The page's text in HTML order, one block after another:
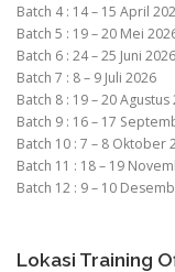
Batch 4 : 14 – 15 April
Batch 5 : 19 – 20 Mei
Batch 6 : 24 – 25 Juni 2026
Batch 7 : 8 – 9 Juli 2026
Batch 8 : 19 – 20 Agustus
Batch 9 : 16 – 17
Batch 10 : 7 – 8 Oktober
Batch 11 : 18 – 19
Batch 12 : 9 – 10
Lokasi Training